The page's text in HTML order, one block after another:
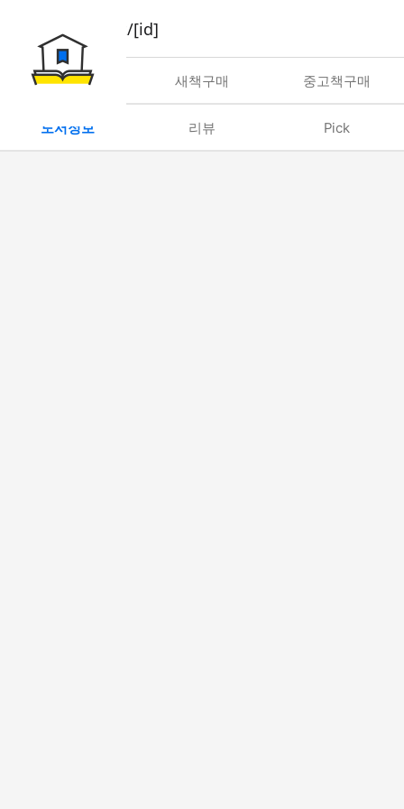
book/rent/[id]
대여 새책구매 중고책구매
도서정보 리뷰 Pick